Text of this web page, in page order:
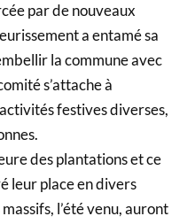
par de nouveaux
a entamé sa
la commune avec
s’attache à
festives diverses,
des plantations et ce
leur place en divers
l’été venu, auront